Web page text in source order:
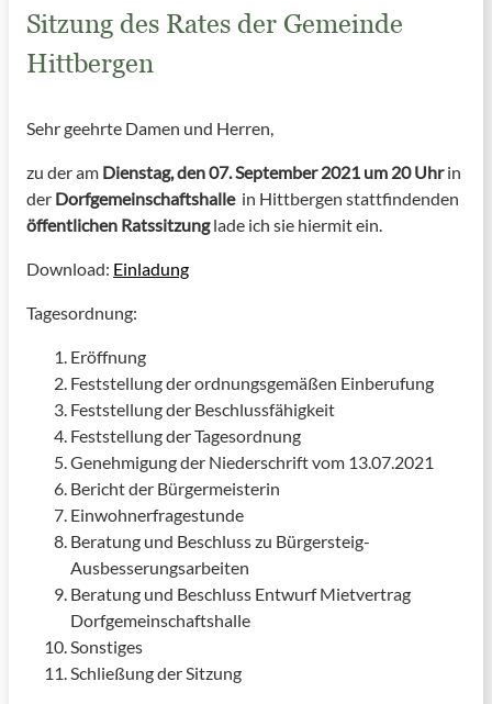
Sitzung des Rates der Gemeinde
Hittbergen
Sehr geehrte Damen und Herren,
zu der am Dienstag, den 07. September 2021 um 20 Uhrin
der Dorfgemeinschaftshalle in Hittbergen stattfindenden
öffentlichen Ratssitzunglade ich sie hiermit ein.
Download: Einladung
Tagesordnung:
Eröffnung
Feststellung der ordnungsgemäßen Einberufung
Feststellung der Beschlussfähigkeit
Feststellung der Tagesordnung
Genehmigung der Niederschrift vom 13.07.2021
Bericht der Bürgermeisterin
Einwohnerfragestunde
Beratung und Beschluss zu Bürgersteig-
Ausbesserungsarbeiten
Beratung und Beschluss Entwurf Mietvertrag
Dorfgemeinschaftshalle
Sonstiges
Schließung der Sitzung